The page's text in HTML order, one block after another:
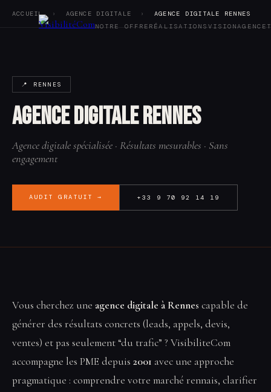
Réalisations
Vision
Agence
Tarifs
Blog
Audit SEO
Contact
NOTRE OFFRE RÉALISATIONS VISIONAGENCE
ACCUEIL › AGENCE DIGITALE › AGENCE DIGITALE RENNES
📍 RENNES
Agence digitale Rennes
Agence digitale spécialisée · Résultats mesurables · Sans
engagement
AUDIT GRATUIT → +33 9 70 92 14 19
Vous cherchez une agence digitale à Rennes capable de
générer des résultats concrets (leads, appels, devis,
ventes) et pas seulement “du trafic” ? VisibiliteCom
accompagne les PME depuis 2001 avec une approche
pragmatique : comprendre votre marché rennais, clarifier